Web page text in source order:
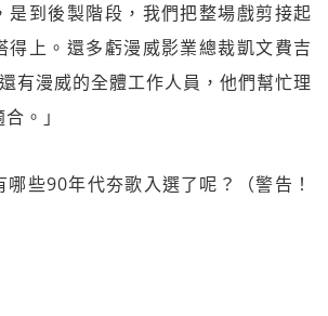
是到後製階段，我們把整場戲剪接起
得上。還多虧漫威影業總裁凱文費吉
有漫威的全體工作人員，他們幫忙理
。」
些90年代夯歌入選了呢？（警告！